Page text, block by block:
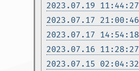
2023.07.19 11:44:27
2023.07.17 21:00:46
2023.07.17 14:54:18
2023.07.16 11:28:27
2023.07.15 02:04:32